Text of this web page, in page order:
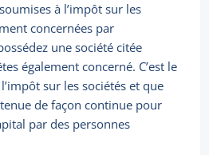
à l’impôt sur les
concernées par
une société citée
également concerné. C’est le
sur les sociétés et que
de façon continue pour
par des personnes